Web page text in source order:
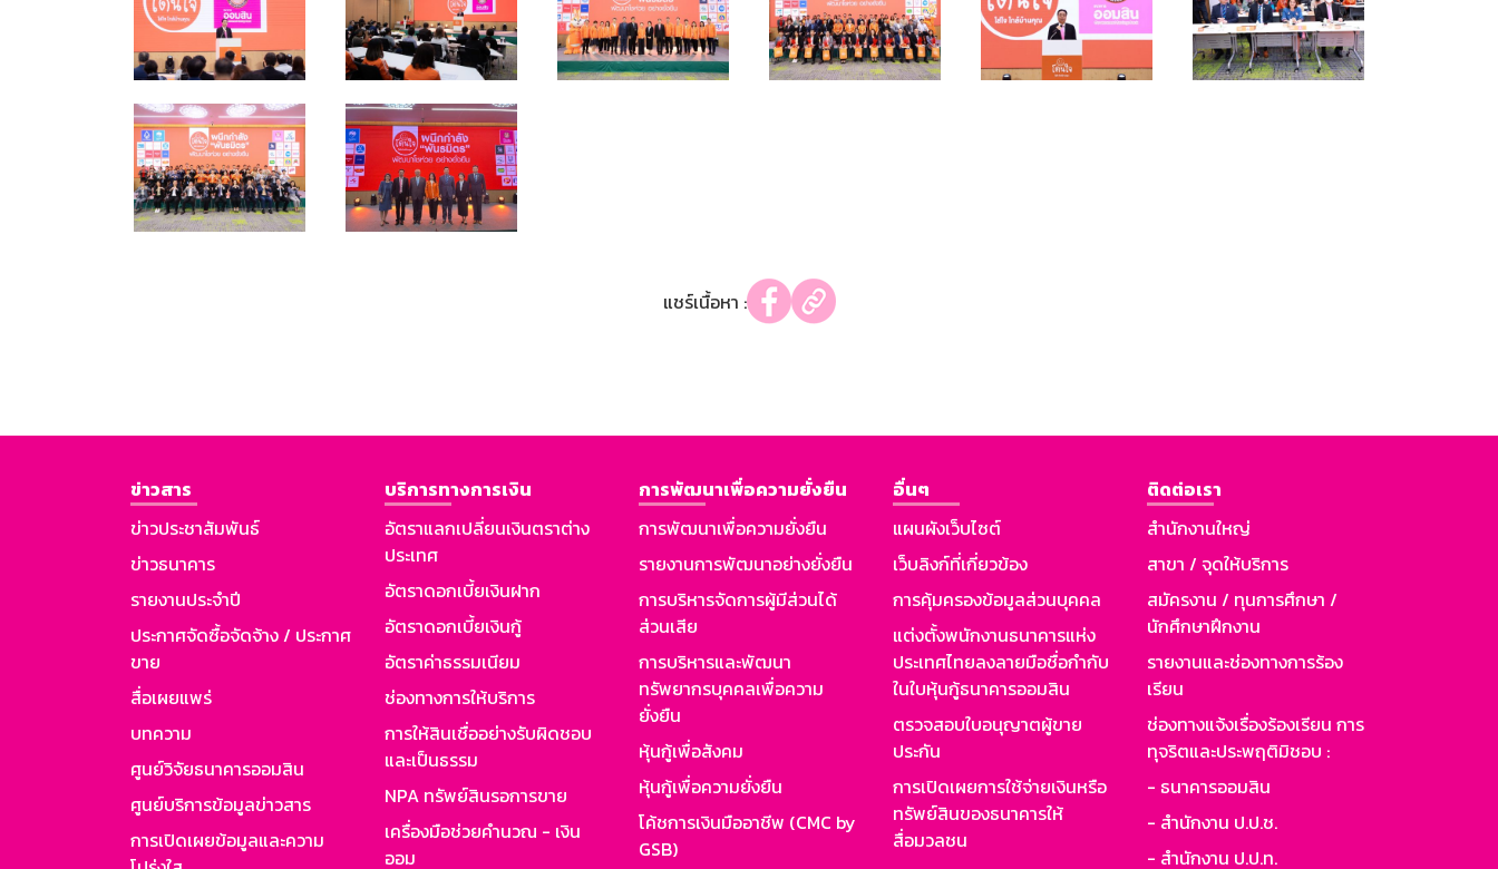
แชร์เนื้อหา :
ข่าวสาร
ข่าวประชาสัมพันธ์
ข่าวธนาคาร
รายงานประจำปี
ประกาศจัดซื้อจัดจ้าง / ประกาศ
ขาย
สื่อเผยแพร่
บทความ
ศูนย์วิจัยธนาคารออมสิน
ศูนย์บริการข้อมูลข่าวสาร
การเปิดเผยข้อมูลและความ
บริการทางการเงิน
อัตราแลกเปลี่ยนเงินตราต่าง
ประเทศ
อัตราดอกเบี้ยเงินฝาก
อัตราดอกเบี้ยเงินกู้
อัตราค่าธรรมเนียม
ช่องทางการให้บริการ
การให้สินเชื่ออย่างรับผิดชอบ
และเป็นธรรม
NPA ทรัพย์สินรอการขาย
เครื่องมือช่วยคำนวณ - เงิน
ออม
การพัฒนาเพื่อความยั่งยืน
การพัฒนาเพื่อความยั่งยืน
รายงานการพัฒนาอย่างยั่งยืน
การบริหารจัดการผู้มีส่วนได้
ส่วนเสีย
การบริหารและพัฒนา
ทรัพยากรบุคคลเพื่อความ
ยั่งยืน
หุ้นกู้เพื่อสังคม
หุ้นกู้เพื่อความยั่งยืน
โค้ชการเงินมืออาชีพ (CMC by
GSB)
อื่นๆ
แผนผังเว็บไซต์
เว็บลิงก์ที่เกี่ยวข้อง
การคุ้มครองข้อมูลส่วนบุคคล
แต่งตั้งพนักงานธนาคารแห่ง
ประเทศไทยลงลายมือชื่อกำกับ
ในใบหุ้นกู้ธนาคารออมสิน
ตรวจสอบใบอนุญาตผู้ขาย
ประกัน
การเปิดเผยการใช้จ่ายเงินหรือ
ทรัพย์สินของธนาคารให้
สื่อมวลชน
ติดต่อเรา
สำนักงานใหญ่
สาขา / จุดให้บริการ
สมัครงาน / ทุนการศึกษา /
นักศึกษาฝึกงาน
รายงานและช่องทางการร้อง
เรียน
ช่องทางแจ้งเรื่องร้องเรียน การ
ทุจริตและประพฤติมิชอบ :
- ธนาคารออมสิน
- สำนักงาน ป.ป.ช.
- สำนักงาน ป.ป.ท.